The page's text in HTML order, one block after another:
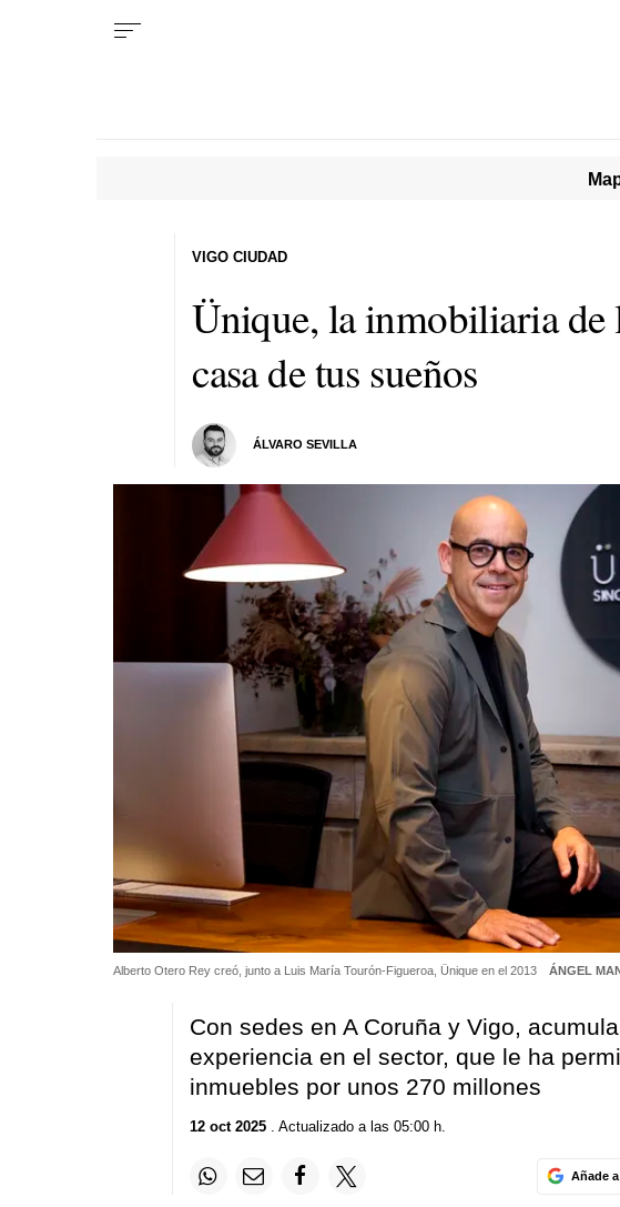
Ünique, la inmobiliaria de
casa de tus sueños
ÁLVARO SEVILLA
VIGO CIUDAD
Alberto Otero Rey creó, junto a Luis María Tourón-Figueroa, Ünique en el 2013 ÁNGEL
Con sedes en A Coruña y Vigo,
experiencia en el sector, que le ha
inmuebles por unos 270 millones
12 oct 2025. Actualizado a las 05:00 h.
Añade